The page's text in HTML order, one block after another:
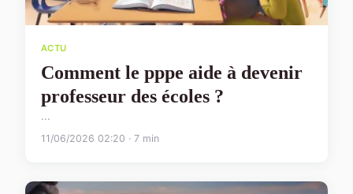
ACTU
Comment le pppe aide à devenir
professeur des écoles ?
...
11/06/2026 02:20 · 7 min